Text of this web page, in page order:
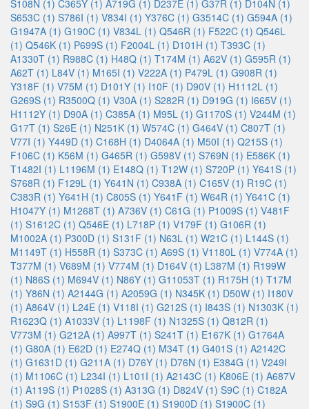
S108N (1) C365Y (1) A719G (1) D237E (1) G37R (1) D104N (1)
S653C (1) S786I (1) V834I (1) Y376C (1) G3514C (1) G594A (1)
G1947A (1) G190C (1) V834L (1) Q546R (1) F522C (1) Q546L
(1) Q546K (1) P699S (1) F2004L (1) D101H (1) T393C (1)
A1330T (1) R988C (1) H48Q (1) T174M (1) A62V (1) G595R (1)
A62T (1) L84V (1) M165I (1) V222A (1) P479L (1) G908R (1)
Y318F (1) V75M (1) D101Y (1) I10F (1) D90V (1) H1112L (1)
G269S (1) R3500Q (1) V30A (1) S282R (1) D919G (1) I665V (1)
H1112Y (1) D90A (1) C385A (1) M95L (1) G1170S (1) V244M (1)
G17T (1) S26E (1) N251K (1) W574C (1) G464V (1) C807T (1)
V77I (1) Y449D (1) C168H (1) D4064A (1) M50I (1) Q215S (1)
F106C (1) K56M (1) G465R (1) G598V (1) S769N (1) E586K (1)
T1482I (1) L1196M (1) E148Q (1) T12W (1) S720P (1) Y641S (1)
S768R (1) F129L (1) Y641N (1) C938A (1) C165V (1) R19C (1)
C383R (1) Y641H (1) C805S (1) Y641F (1) W64R (1) Y641C (1)
H1047Y (1) M1268T (1) A736V (1) C61G (1) P1009S (1) V481F
(1) S1612C (1) Q546E (1) L718P (1) V179F (1) G106R (1)
M1002A (1) P300D (1) S131F (1) N63L (1) W21C (1) L144S (1)
M1149T (1) H558R (1) S373C (1) A69S (1) V1180L (1) V774A (1)
T377M (1) V689M (1) V774M (1) D164V (1) L387M (1) R199W
(1) N86S (1) M694V (1) N86Y (1) G11053T (1) R175H (1) T17M
(1) Y86N (1) A2144G (1) A2059G (1) N345K (1) D50W (1) I180V
(1) A864V (1) L24E (1) V118I (1) G212S (1) I843S (1) N1303K (1)
R1623Q (1) A1033V (1) L1198F (1) N1325S (1) Q812R (1)
V773M (1) G212A (1) A997T (1) S241T (1) E167K (1) G1764A
(1) G80A (1) E62D (1) E274Q (1) M34T (1) G401S (1) A2142C
(1) G1631D (1) G211A (1) D76Y (1) D76N (1) E384G (1) V249I
(1) M1106C (1) L234I (1) L101I (1) A2143C (1) K806E (1) A687V
(1) A119S (1) P1028S (1) A313G (1) D824V (1) S9C (1) C182A
(1) S9G (1) S153F (1) S1900E (1) S1900D (1) S1900C (1)